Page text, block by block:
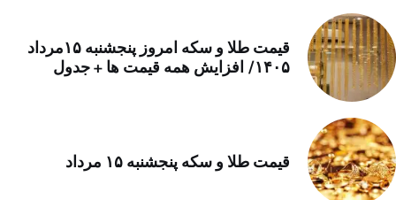
قیمت طلا و سکه امروز پنجشنبه ۱۵مرداد
۱۴۰۵/ افزایش همه قیمت ها + جدول
قیمت طلا و سکه پنجشنبه ۱۵ مرداد